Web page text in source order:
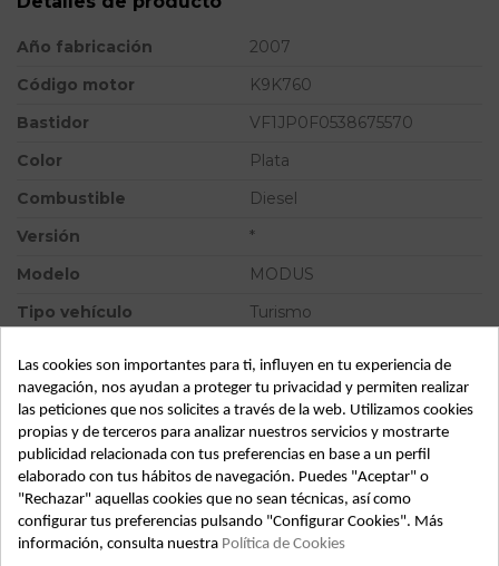
Año fabricación
2007
Código motor
K9K760
Bastidor
VF1JP0F0538675570
Color
Plata
Combustible
Diesel
Versión
*
Modelo
MODUS
Tipo vehículo
Turismo
SubAlmacén
362
SubSubAlmacén
100028992
ID: 811040
Fecha disponible: 2022-04-07
Las cookies son importantes para ti, influyen en tu experiencia de
navegación, nos ayudan a proteger tu privacidad y permiten realizar
las peticiones que nos solicites a través de la web. Utilizamos cookies
propias y de terceros para analizar nuestros servicios y mostrarte
publicidad relacionada con tus preferencias en base a un perfil
elaborado con tus hábitos de navegación. Puedes "Aceptar" o
"Rechazar" aquellas cookies que no sean técnicas, así como
configurar tus preferencias pulsando "Configurar Cookies". Más
información, consulta nuestra Política de Cookies